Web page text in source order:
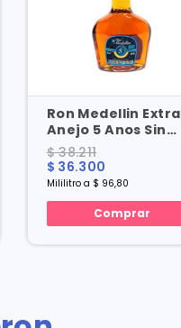
Ron Medellin Extra
Anejo 5 Anos Sin
$ 38.211
$ 36.300
Mililitro a $ 96,80
Comprar